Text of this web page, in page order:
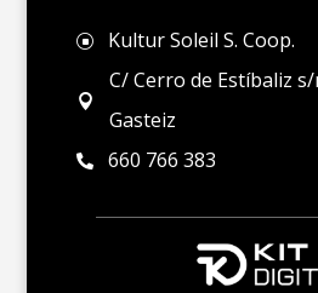
] Kultur Soleil S. Coop.

C/ Cerro de Estíbaliz
Gasteiz
 660 766 383